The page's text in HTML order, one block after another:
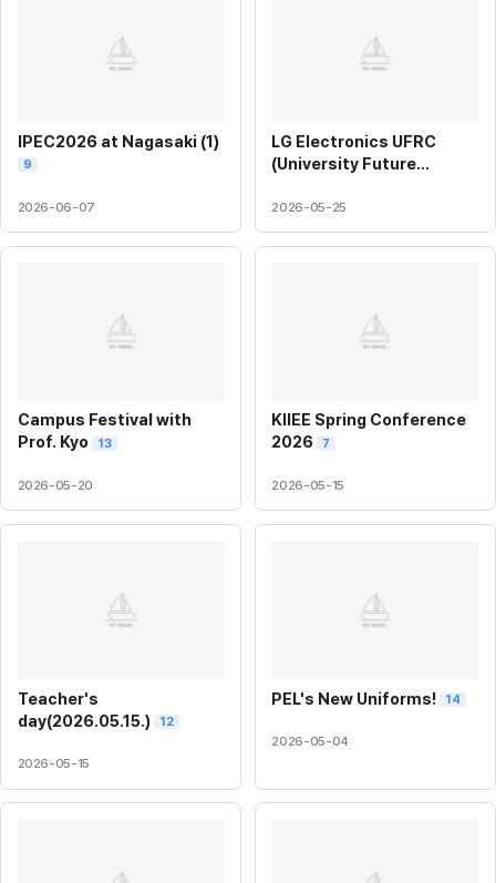
IPEC2026 at Nagasaki (1)
9
2026-06-07
LG Electronics UFRC
(University Future
Meeting at Ajou
University 8
2026-05-25
Campus Festival with
Prof. Kyo
13
2026-05-20
KIIEE Spring Conference
2026
7
2026-05-15
Teacher's
day(2026.05.15.)
12
2026-05-15
PEL's New Uniforms! 14
2026-05-04